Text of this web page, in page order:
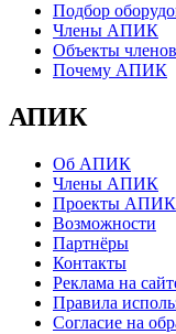
Подбор
Члены АПИК
Объекты
Почему АПИК
АПИК
Об АПИК
Члены АПИК
Проекты АПИК
Возможности
Партнёры
Контакты
Реклама на
Правила
Согласие на